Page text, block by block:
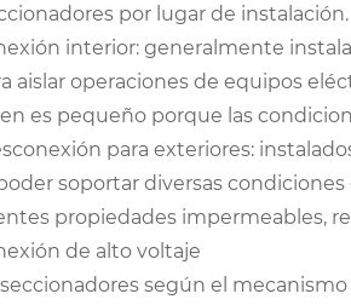
por lugar de instalación.
interior: generalmente
aislar operaciones de equipos
es pequeño porque las
para exteriores:
soportar diversas
propiedades impermeables,
de alto voltaje
seccionadores según el